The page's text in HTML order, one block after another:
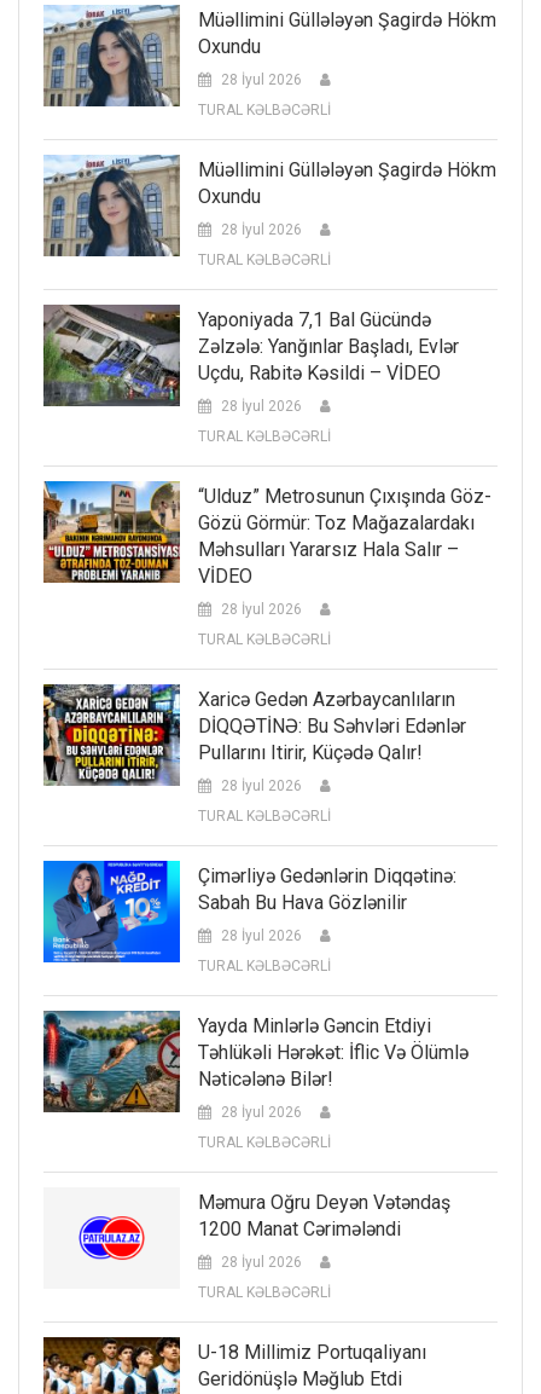
Müəllimini Güllələyən Şagirdə Hökm
Oxundu
28 İyul 2026
TURAL KƏLBƏCƏRLİ
Müəllimini Güllələyən Şagirdə Hökm
Oxundu
28 İyul 2026
TURAL KƏLBƏCƏRLİ
Yaponiyada 7,1 Bal Gücündə
Zəlzələ: Yanğınlar Başladı, Evlər
Uçdu, Rabitə Kəsildi – VİDEO
28 İyul 2026
TURAL KƏLBƏCƏRLİ
“Ulduz” Metrosunun Çıxışında Göz-
Gözü Görmür: Toz Mağazalardakı
Məhsulları Yararsız Hala Salır –
VİDEO
28 İyul 2026
TURAL KƏLBƏCƏRLİ
Xaricə Gedən Azərbaycanlıların
DİQQƏTİNƏ: Bu Səhvləri Edənlər
Pullarını Itirir, Küçədə Qalır!
28 İyul 2026
TURAL KƏLBƏCƏRLİ
Çimərliyə Gedənlərin Diqqətinə:
Sabah Bu Hava Gözlənilir
28 İyul 2026
TURAL KƏLBƏCƏRLİ
Yayda Minlərlə Gəncin Etdiyi
Təhlükəli Hərəkət: İflic Və Ölümlə
Nəticələnə Bilər!
28 İyul 2026
TURAL KƏLBƏCƏRLİ
Məmura Oğru Deyən Vətəndaş
1200 Manat Cərimələndi
28 İyul 2026
TURAL KƏLBƏCƏRLİ
U-18 Millimiz Portuqaliyanı
Geridönüşlə Məğlub Etdi